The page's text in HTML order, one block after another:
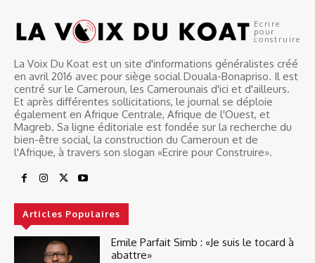
Ecrire
pour
construire
La Voix Du Koat est un site d'informations généralistes créé
en avril 2016 avec pour siège social Douala-Bonapriso. Il est
centré sur le Cameroun, les Camerounais d'ici et d'ailleurs.
Et après différentes sollicitations, le journal se déploie
également en Afrique Centrale, Afrique de l'Ouest, et
Magreb. Sa ligne éditoriale est fondée sur la recherche du
bien-être social, la construction du Cameroun et de
l'Afrique, à travers son slogan «Ecrire pour Construire».
Articles Populaires
Emile Parfait Simb : «Je suis le tocard à
abattre»